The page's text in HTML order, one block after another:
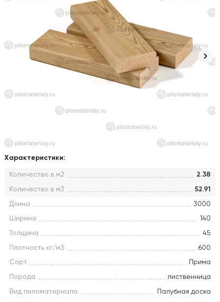
Характеристики:
Количество в м2 2.38
Количество в м3 52.91
Длина 3000
Ширина 140
Толщина 45
Плотность кг/м3 600
Сорт Прима
Порода лиственница
Вид пиломатериала Палубная доска